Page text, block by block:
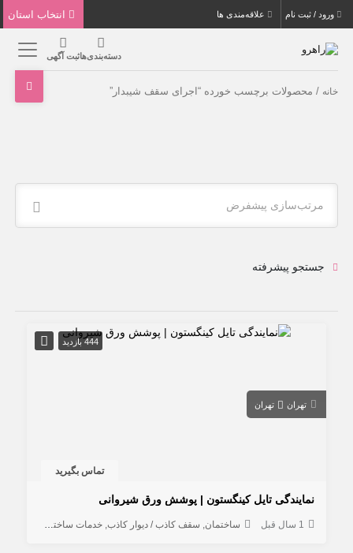
ورود / ثبت نام علاقه‌مندی ها
دسته‌بندی‌هاثبت آگهی
خانه / محصولات برچسب خورده “اجرای سقف شیبدار”
مرتب‌سازی پیشفرض
جستجو پیشرفته
444 بازدید
تهران تهران
تماس بگیرید
نمایندگی تایل کینگستون | پوشش ورق شیروانی
1 سال قبل ساختمان سقف کاذب / دیوار کاذب خدمات ساختمانی